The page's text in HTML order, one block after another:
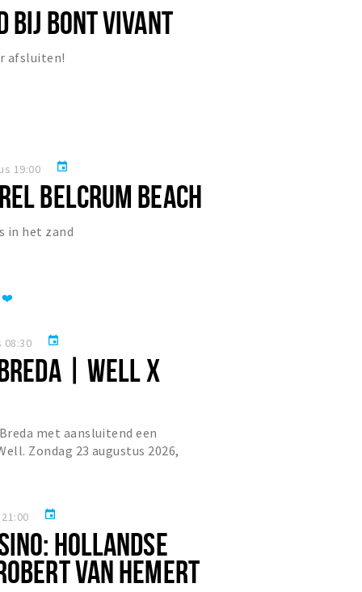
BIJ BONT VIVANT
afsluiten!
19:00 event
BELCRUM BEACH
in het zand
❤️
08:30 event
| WELL X
met aansluitend een
Zondag 23 augustus 2026,
welkom.
event
HOLLANDSE
VAN HEMERT